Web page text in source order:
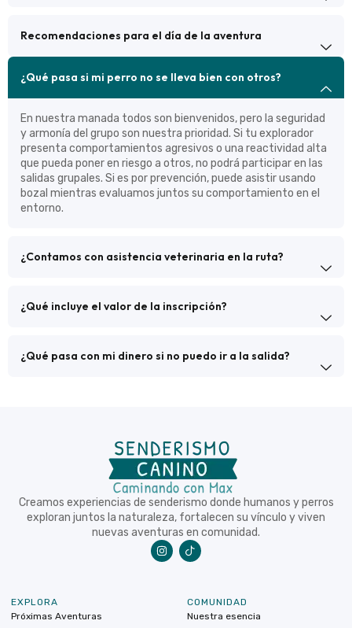
Recomendaciones para el día de la aventura
¿Qué pasa si mi perro no se lleva bien con otros?
En nuestra manada todos son bienvenidos, pero la seguridad
y armonía del grupo son nuestra prioridad. Si tu explorador
presenta comportamientos agresivos o una reactividad alta
que pueda poner en riesgo a otros, no podrá participar en las
salidas grupales. Si es por prevención, puede asistir usando
bozal mientras evaluamos juntos su comportamiento en el
entorno.
¿Contamos con asistencia veterinaria en la ruta?
¿Qué incluye el valor de la inscripción?
¿Qué pasa con mi dinero si no puedo ir a la salida?
Creamos experiencias de senderismo donde humanos y perros
exploran juntos la naturaleza, fortalecen su vínculo y viven
nuevas aventuras en comunidad.
EXPLORA
Próximas Aventuras
COMUNIDAD
Nuestra esencia